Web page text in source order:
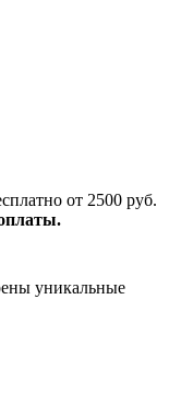
от 2500 руб.
уникальные